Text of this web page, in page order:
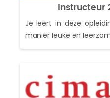
Instructeur
Je leert in deze
manier leuke en